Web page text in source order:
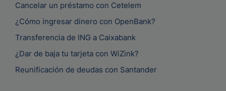
Cancelar un préstamo con Cetelem
¿Cómo ingresar dinero con OpenBank?
Transferencia de ING a Caixabank
¿Dar de baja tu tarjeta con WiZink?
Reunificación de deudas con Santander